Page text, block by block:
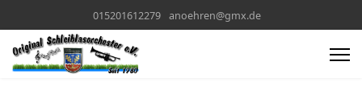
015201612279 anoehren@gmx.de